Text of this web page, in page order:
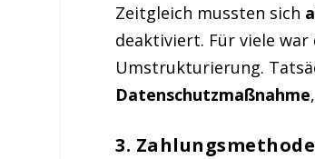
Zeitgleich mussten sich
deaktiviert. Für viele
Umstrukturierung.
Datenschutzmaßnahme
3.